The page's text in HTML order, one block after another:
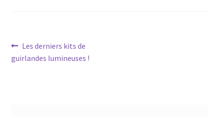
Navigation
de
Article
précédent :
Les derniers kits de
guirlandes lumineuses !